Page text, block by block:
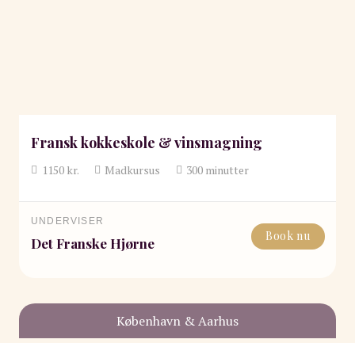
Fransk kokkeskole & vinsmagning
1150kr. Madkursus 300 minutter
UNDERVISER
Det Franske Hjørne Book nu
København & Aarhus